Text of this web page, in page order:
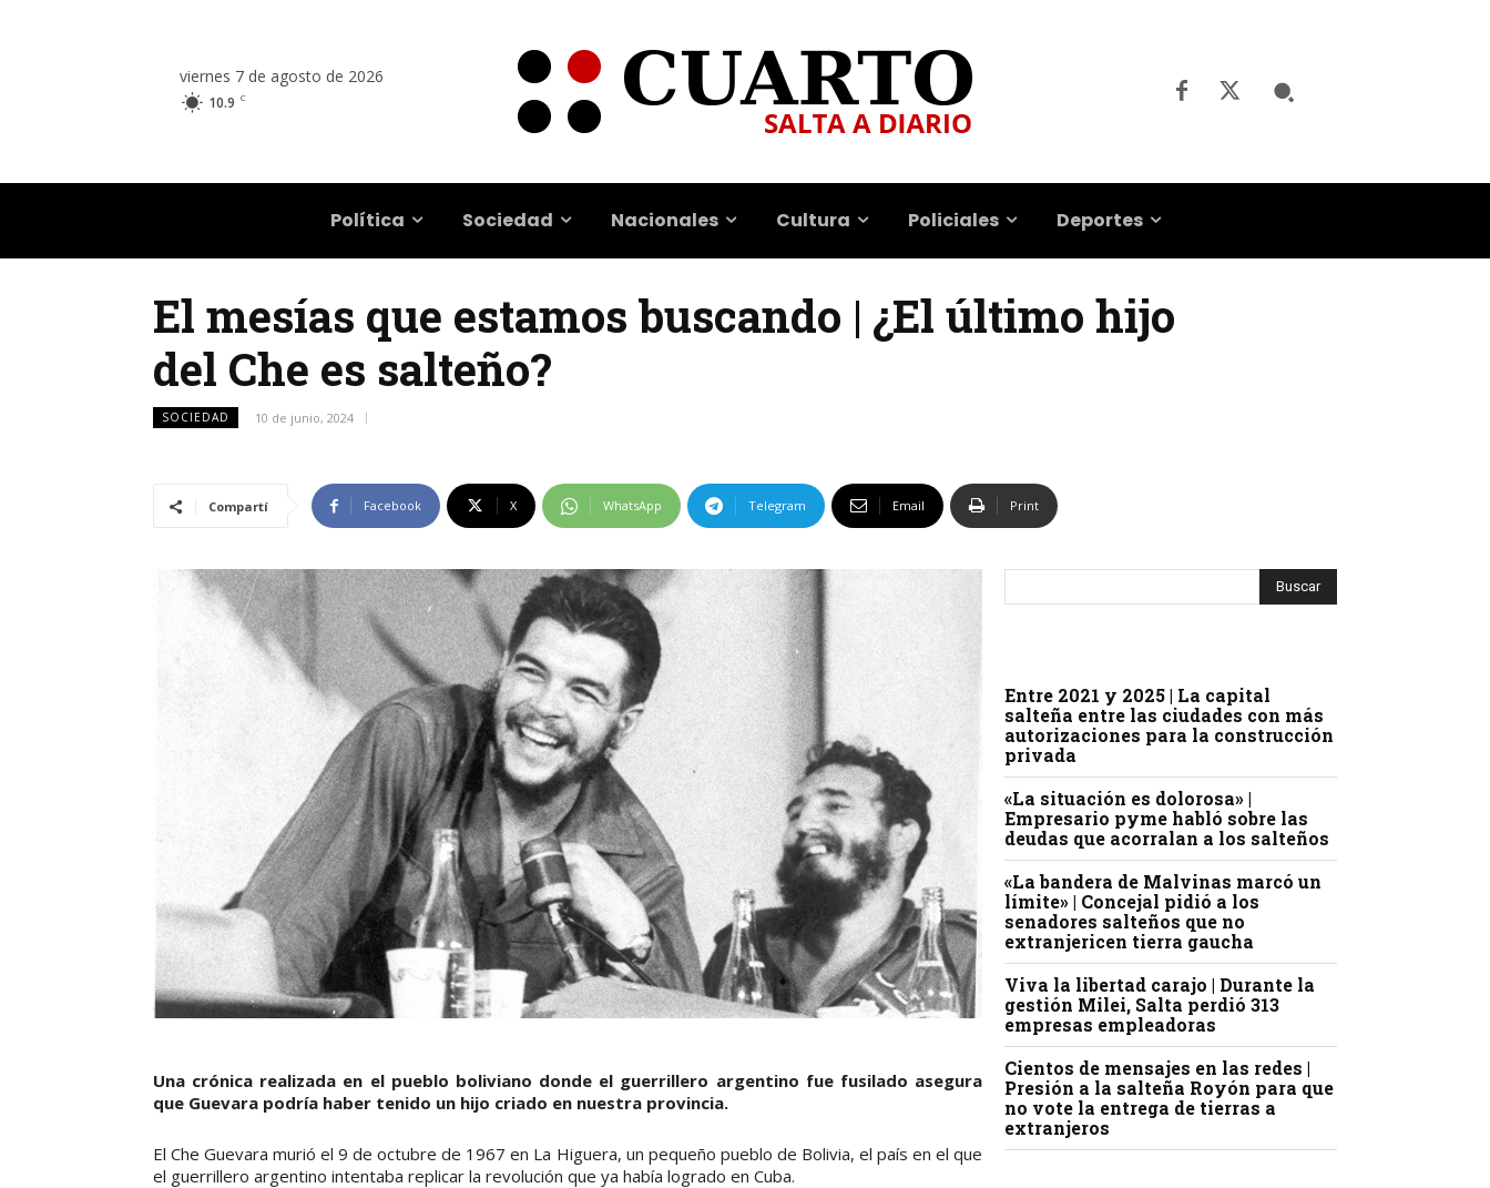
viernes 7 de agosto de 2026
10.9 C
Política Sociedad Nacionales Cultura Policiales Deportes
El mesías que estamos buscando | ¿El último hijo
del Che es salteño?
SOCIEDAD 10 de junio, 2024
Compartí Facebook X WhatsApp Telegram Email Print
Una crónica realizada en el pueblo boliviano donde el guerrillero argentino fue fusilado asegura
que Guevara podría haber tenido un hijo criado en nuestra provincia.
El Che Guevara murió el 9 de octubre de 1967 en La Higuera, un pequeño pueblo de Bolivia, el país en el que
el guerrillero argentino intentaba replicar la revolución que ya había logrado en Cuba.
Entre 2021 y 2025 | La capital
salteña entre las ciudades con más
autorizaciones para la construcción
privada
«La situación es dolorosa» |
Empresario pyme habló sobre las
deudas que acorralan a los salteños
«La bandera de Malvinas marcó un
límite» | Concejal pidió a los
senadores salteños que no
extranjericen tierra gaucha
Viva la libertad carajo | Durante la
gestión Milei, Salta perdió 313
empresas empleadoras
Cientos de mensajes en las redes |
Presión a la salteña Royón para que
no vote la entrega de tierras a
extranjeros